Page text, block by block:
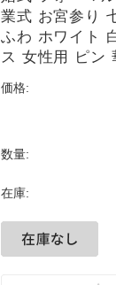
業式 お宮参り
ふわ ホワイト
ス 女性用 ピン
価格:
数量:
在庫: